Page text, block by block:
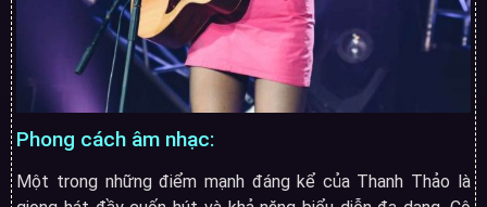
Phong cách âm nhạc:
Một trong những điểm mạnh đáng kể của Thanh Thảo là